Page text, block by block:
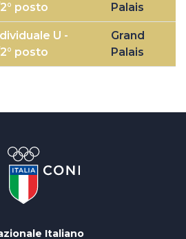
2° posto
Palais
U -
2° posto
Grand
Palais
Italiano